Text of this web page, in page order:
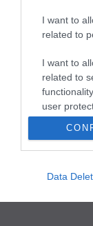
I want to
related to
I want to
related to
user
Data